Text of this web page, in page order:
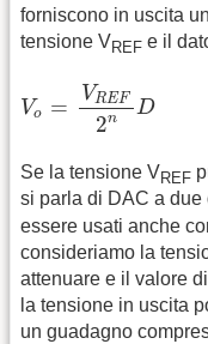
forniscono in uscita
tensione VREF e il
Vo =
VREF
2n D
RE
Se la tensione VREF
si parla di DAC a due
essere usati anche
consideriamo la
attenuare e il valore
la tensione in uscita
un guadagno